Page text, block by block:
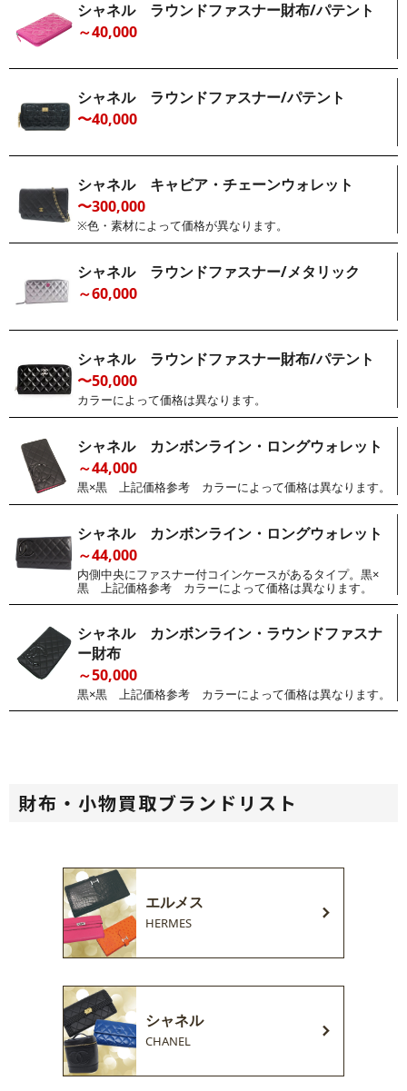
シャネル ラウンドファスナー財布/パテント
～40,000
シャネル ラウンドファスナー/パテント
〜40,000
シャネル キャビア・チェーンウォレット
〜300,000
※色・素材によって価格が異なります。
シャネル ラウンドファスナー/メタリック
～60,000
シャネル ラウンドファスナー財布/パテント
〜50,000
カラーによって価格は異なります。
シャネル カンボンライン・ロングウォレット
～44,000
黒×黒 上記価格参考 カラーによって価格は異なります。
シャネル カンボンライン・ロングウォレット
～44,000
内側中央にファスナー付コインケースがあるタイプ。黒×
黒 上記価格参考 カラーによって価格は異なります。
シャネル カンボンライン・ラウンドファスナ
ー財布
～50,000
黒×黒 上記価格参考 カラーによって価格は異なります。
財布・小物買取ブランドリスト
エルメス
HERMES
シャネル
CHANEL